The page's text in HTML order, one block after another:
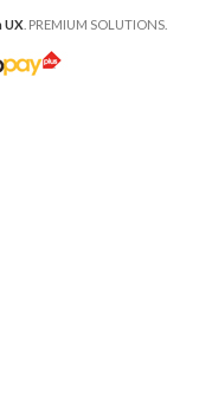
UX. PREMIUM SOLUTIONS.